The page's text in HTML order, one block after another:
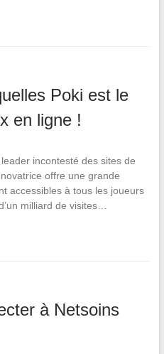
Poki est le
en ligne !
incontesté des sites de
offre une grande
accessibles à tous les joueurs
milliard de visites…
à Netsoins